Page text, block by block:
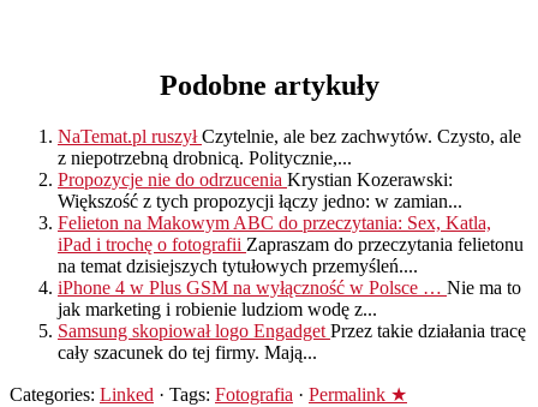
Podobne artykuły
NaTemat.pl ruszyłCzytelnie, ale bez zachwytów. Czysto, ale
z niepotrzebną drobnicą. Politycznie,...
Propozycje nie do odrzucenia Krystian Kozerawski:
Większość z tych propozycji łączy jedno: w zamian...
Felieton na Makowym ABC do przeczytania: Sex, Katla,
iPad i trochę o fotografii Zapraszam do przeczytania felietonu
na temat dzisiejszych tytułowych przemyśleń....
iPhone 4 w Plus GSM na wyłączność w Polsce … Nie ma to
jak marketing i robienie ludziom wodę z...
Samsung skopiował logo Engadget Przez takie działania tracę
cały szacunek do tej firmy. Mają...
Categories: Linked · Tags: Fotografia · Permalink ★